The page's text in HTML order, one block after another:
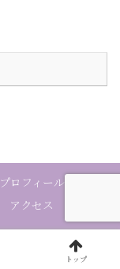
プロフィール
アクセス
トップ